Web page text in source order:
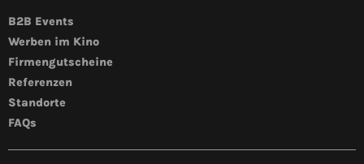
B2B Events
Werben im Kino
Firmengutscheine
Referenzen
Standorte
FAQs